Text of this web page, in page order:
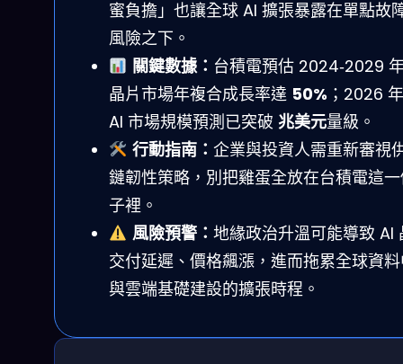
蜜負擔」也讓全球 AI 擴張暴露在單點故
風險之下。
關鍵數據： 台積電預估 2024‑2029
晶片市場年複合成長率達 50% ；2026
AI 市場規模預測已突破 兆美元量級。
行動指南： 企業與投資人需重新審視
鏈韌性策略，別把雞蛋全放在台積電這
子裡。
風險預警： 地緣政治升溫可能導致 AI
交付延遲、價格飆漲，進而拖累全球資
與雲端基礎建設的擴張時程。